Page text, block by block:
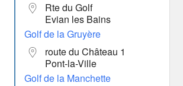
Rte du Golf
Evian les Bains
Golf de la Gruyère
route du Château 1
Pont-la-Ville
Golf de la Manchette